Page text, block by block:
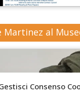
Consenso
Martinez al